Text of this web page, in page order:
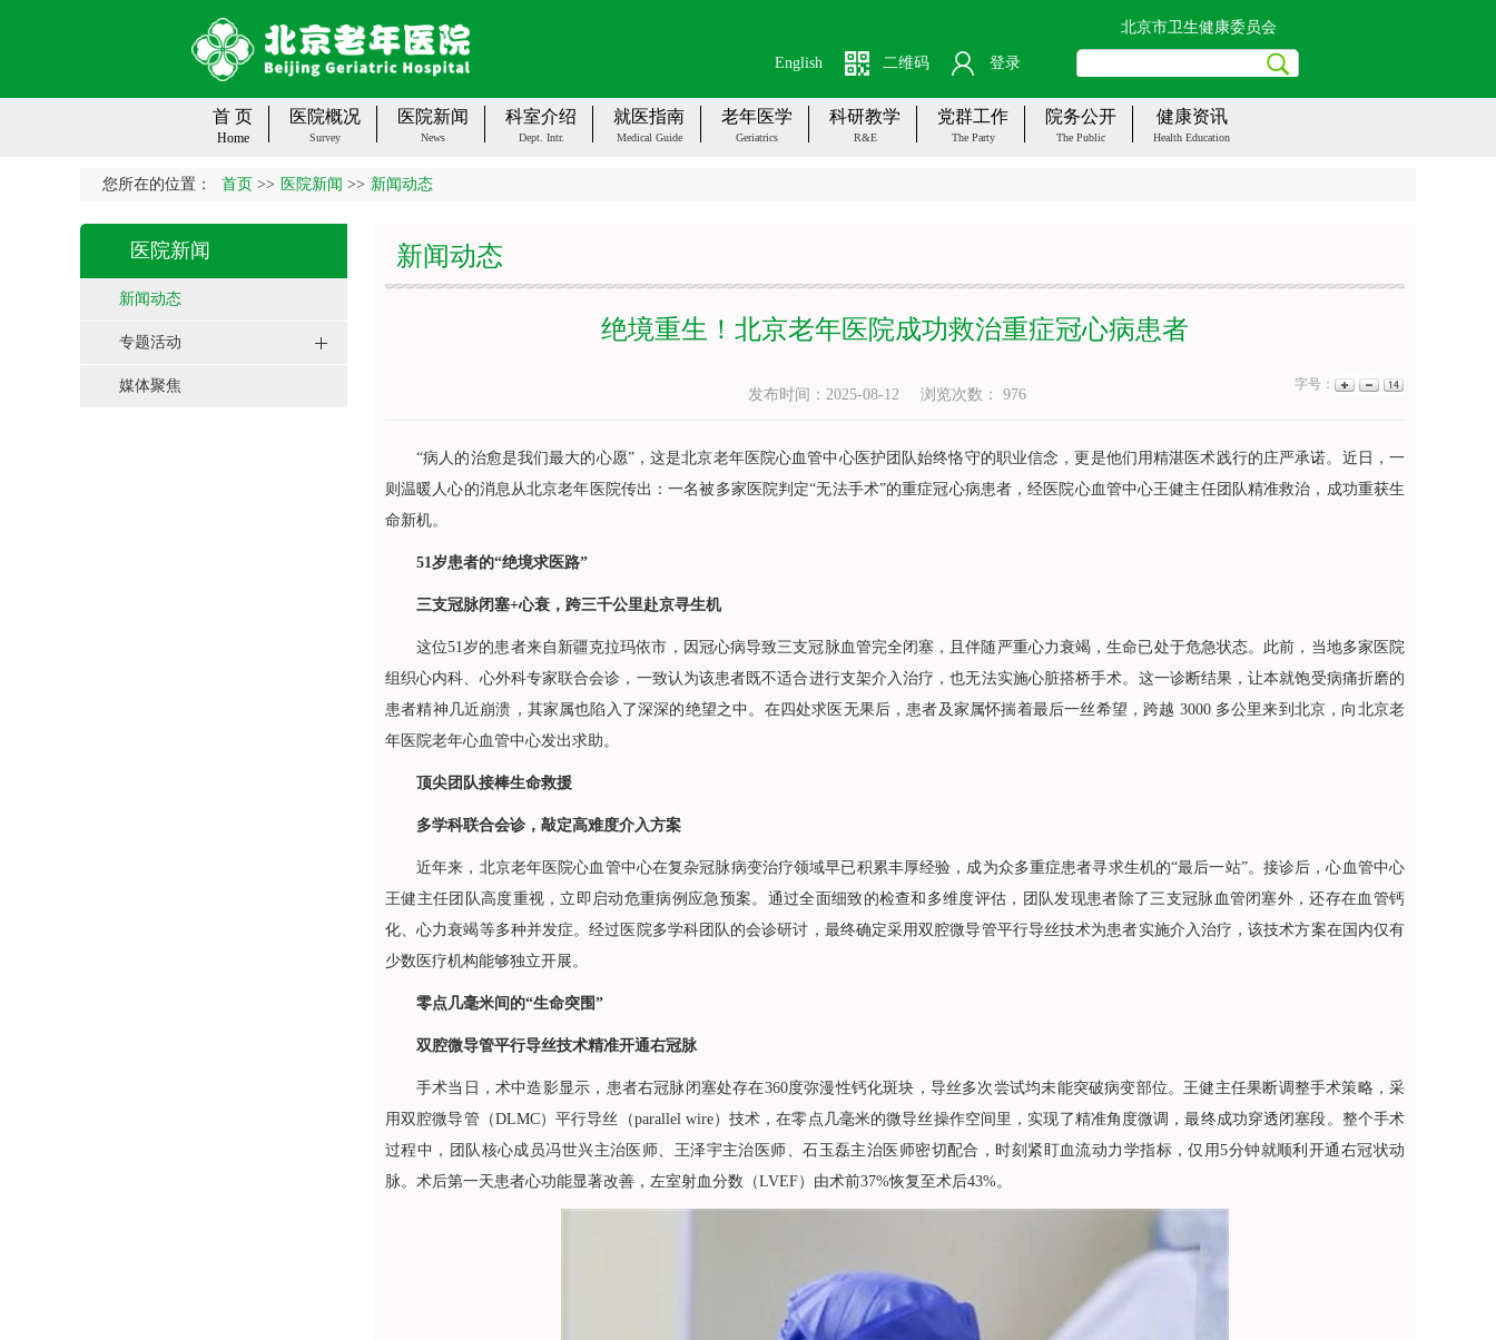
北京市卫生健康委员会
二维码 登录
English
首 页
Home
医院概况
Survey
医院新闻
News
科室介绍
Dept. Intr.
就医指南
Medical Guide
老年医学
Geriatrics
科研教学
R&E
党群工作
The Party
院务公开
The Public
健康资讯
Health Education
您所在的位置： 首页 >> 医院新闻 >> 新闻动态
医院新闻
新闻动态
专题活动
媒体聚焦
新闻动态
绝境重生！北京老年医院成功救治重症冠心病患者
发布时间：2025-08-12 浏览次数： 976
字号：
“病人的治愈是我们最大的心愿”，这是北京老年医院心血管中心医护团队始终恪守的职业信念，更是他们用精湛医术践行的庄严承诺。近日，一
则温暖人心的消息从北京老年医院传出：一名被多家医院判定“无法手术”的重症冠心病患者，经医院心血管中心王健主任团队精准救治，成功重获生
命新机。
51岁患者的“绝境求医路”
三支冠脉闭塞+心衰，跨三千公里赴京寻生机
这位51岁的患者来自新疆克拉玛依市，因冠心病导致三支冠脉血管完全闭塞，且伴随严重心力衰竭，生命已处于危急状态。此前，当地多家医院
组织心内科、心外科专家联合会诊，一致认为该患者既不适合进行支架介入治疗，也无法实施心脏搭桥手术。这一诊断结果，让本就饱受病痛折磨的
患者精神几近崩溃，其家属也陷入了深深的绝望之中。在四处求医无果后，患者及家属怀揣着最后一丝希望，跨越 3000 多公里来到北京，向北京老
年医院老年心血管中心发出求助。
顶尖团队接棒生命救援
多学科联合会诊，敲定高难度介入方案
近年来，北京老年医院心血管中心在复杂冠脉病变治疗领域早已积累丰厚经验，成为众多重症患者寻求生机的“最后一站”。接诊后，心血管中心
王健 主任团队高度重视，立即启动危重病例应急预案。通过全面细致的检查和多维度评估，团队发现患者除了三支冠脉血管闭塞外，还存在血管钙
化、心力衰竭等多种并发症。经过医院多学科团队的会诊研讨，最终确定采用双腔微导管平行导丝技术为患者实施介入治疗，该技术方案在国内仅有
少数医疗机构能够独立开展。
零点几毫米间的“生命突围”
双腔微导管平行导丝技术精准开通右冠脉
手术当日，术中造影显示，患者右冠脉闭塞处存在360度弥漫性钙化斑块，导丝多次尝试均未能突破病变部位。王健 主任果断调整手术策略，采
用双腔微导管（DLMC）平行导丝（parallel wire）技术，在零点几毫米的微导丝操作空间里，实现了精准角度微调，最终成功穿透闭塞段。整个手术
过程中，团队核心成员冯世兴主治医师、王泽宇主治医师、石玉磊主治医师密切配合，时刻紧盯血流动力学指标，仅用5分钟就顺利开通右冠状动
脉。术后第一天患者心功能显著改善，左室射血分数（LVEF）由术前37%恢复至术后43%。